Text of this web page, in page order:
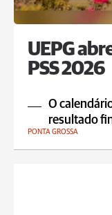
UEPG
PSS 2026
O
resultado
PONTA GROSSA